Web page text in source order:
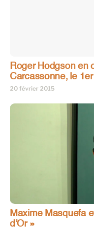
Roger Hodgson en
Carcassonne, le
20 février 2015
Maxime Masquefa
d’Or »